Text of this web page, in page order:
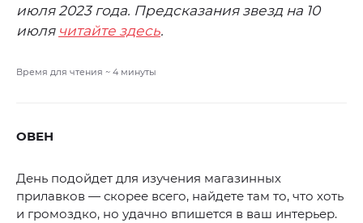
июля 2023 года. Предсказания звезд на 10
июля читайте здесь.
Время для чтения ~ 4 минуты
ОВЕН
День подойдет для изучения магазинных
прилавков — скорее всего, найдете там то, что хоть
и громоздко, но удачно впишется в ваш интерьер.